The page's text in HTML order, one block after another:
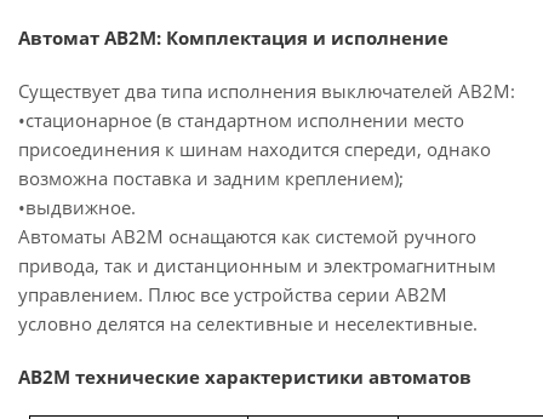
Автомат АВ2М: Комплектация и исполнение
Существует два типа исполнения выключателей АВ2М:
•стационарное (в стандартном исполнении место
присоединения к шинам находится спереди, однако
возможна поставка и задним креплением);
•выдвижное.
Автоматы АВ2М оснащаются как системой ручного
привода, так и дистанционным и электромагнитным
управлением. Плюс все устройства серии АВ2М
условно делятся на селективные и неселективные.
АВ2М технические характеристики автоматов